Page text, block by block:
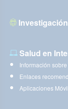
Investigación
Salud en
Información
Enlaces
Aplicaciones